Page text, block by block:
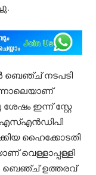
ബെഞ്ച് നടപടി
ഇന്ന് സ്റ്റേ
എസ്എൻഡിപി
ഹൈക്കോടതി
വെള്ളാപ്പള്ളി
ബെഞ്ച് ഉത്തരവ്